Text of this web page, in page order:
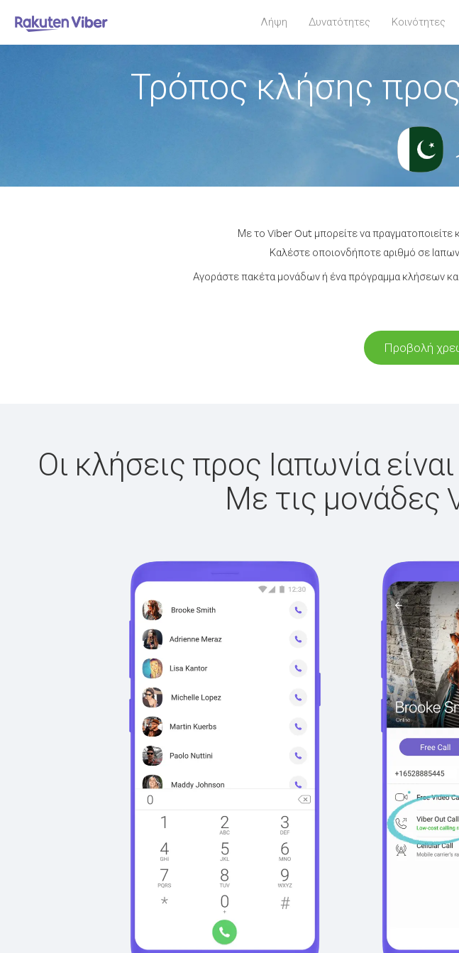
Λήψη Δυνατότητες Κοινότητες
Τρόπος κλήσης
Με το Viber Out μπορείτε να πραγματοποιείτε
Καλέστε οποιονδήποτε αριθμό σε
Αγοράστε πακέτα μονάδων ή ένα πρόγραμμα κλήσεων
Προβολή
Οι κλήσεις προς Ιαπωνία
Με τις μονάδες